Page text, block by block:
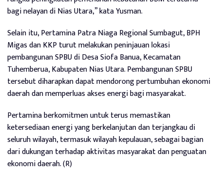
bagi nelayan di Nias Utara,” kata Yusman.
Selain itu, Pertamina Patra Niaga Regional Sumbagut, BPH
Migas dan KKP turut melakukan peninjauan lokasi
pembangunan SPBU di Desa Siofa Banua, Kecamatan
Tuhemberua, Kabupaten Nias Utara. Pembangunan SPBU
tersebut diharapkan dapat mendorong pertumbuhan ekonomi
daerah dan memperluas akses energi bagi masyarakat.
Pertamina berkomitmen untuk terus memastikan
ketersediaan energi yang berkelanjutan dan terjangkau di
seluruh wilayah, termasuk wilayah kepulauan, sebagai bagian
dari dukungan terhadap aktivitas masyarakat dan penguatan
ekonomi daerah. (R)